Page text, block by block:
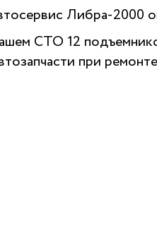
Либра-2000
СТО 12
при